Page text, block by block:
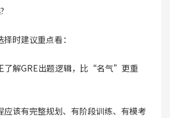
时建议重点看：
了解GRE出题逻辑，比“名气”更重
该有完整规划、有阶段训练、有模考